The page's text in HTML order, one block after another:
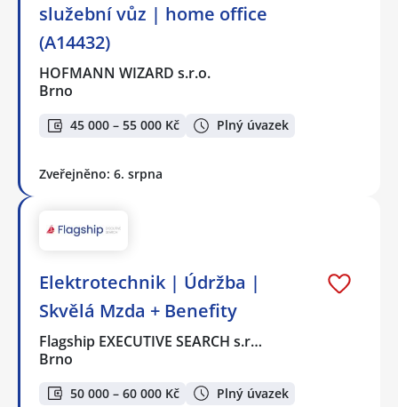
služební vůz | home office
(A14432)
HOFMANN WIZARD s.r.o.
Brno
45 000 – 55 000 Kč Plný úvazek
Zveřejněno: 6. srpna
Elektrotechnik | Údržba |
Skvělá Mzda + Benefity
Flagship EXECUTIVE SEARCH s.r…
Brno
50 000 – 60 000 Kč Plný úvazek